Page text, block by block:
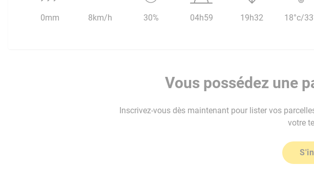
0mm 8km/h 30% 04h59 19h32 18°c/
Vous possédez une
Inscrivez-vous dès maintenant pour lister vos
votre